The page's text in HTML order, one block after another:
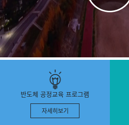
반도체 공정교육 프로그램
자세히보기